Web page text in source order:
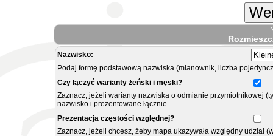
Nazwisko:
Podaj formę podstawową nazwiska (mianownik, liczba
Czy łączyć warianty żeński i męski?
Zaznacz, jeżeli warianty nazwiska o odmianie przymiotnikowej
nazwisko i prezentowane łącznie.
Prezentacja częstości względnej?
Zaznacz, jeżeli chcesz, żeby mapa ukazywała względny